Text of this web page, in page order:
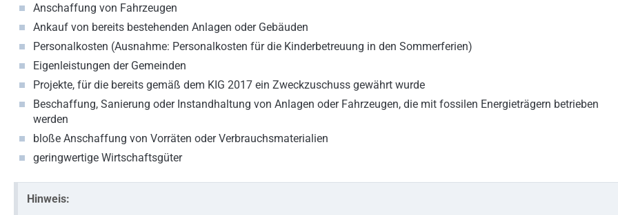
Anschaffung von Fahrzeugen
Ankauf von bereits bestehenden Anlagen oder Gebäuden
Personalkosten (Ausnahme: Personalkosten für die Kinderbetreuung in den Sommerferien)
Eigenleistungen der Gemeinden
Projekte, für die bereits gemäß dem KIG 2017 ein Zweckzuschuss gewährt wurde
Beschaffung, Sanierung oder Instandhaltung von Anlagen oder Fahrzeugen, die mit fossilen Energieträgern betrieben
werden
bloße Anschaffung von Vorräten oder Verbrauchsmaterialien
geringwertige Wirtschaftsgüter
Hinweis: